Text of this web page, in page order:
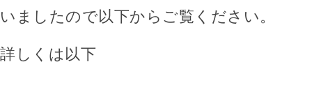
いましたので以下からご覧ください。
詳しくは以下